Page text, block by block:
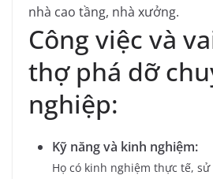
nhà cao tầng, nhà xưởng.
Công việc và
thợ phá dỡ
nghiệp:
Kỹ năng và kinh nghiệm:
Họ có kinh nghiệm thực tế,